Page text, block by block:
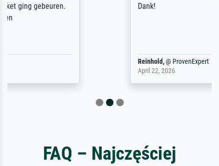
Dank!
FAQ – Najczęściej